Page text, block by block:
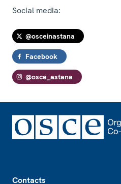
Social media:
@osceinastana
Facebook
@osce_astana
Contacts